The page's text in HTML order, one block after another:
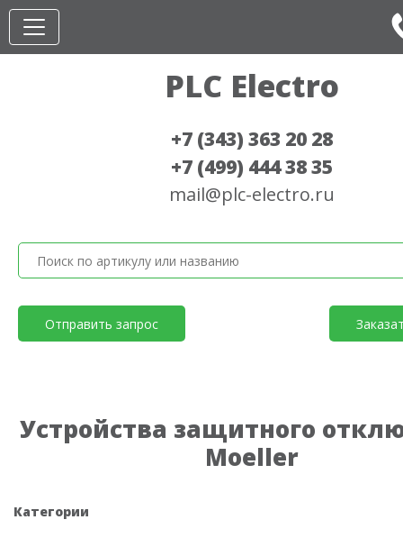
PLC Electro
+7 (343) 363 20 28
+7 (499) 444 38 35
mail@plc-electro.ru
Отправить запрос
Устройства защитного
Moeller
Категории